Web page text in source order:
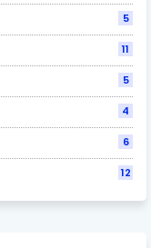
5
11
5
4
6
12